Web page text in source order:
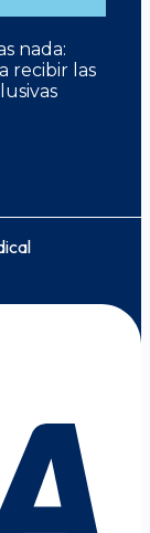
nada:
recibir las